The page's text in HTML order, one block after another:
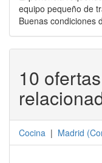
equipo pequeño de
Buenas condiciones
10
Cocina | Madrid (